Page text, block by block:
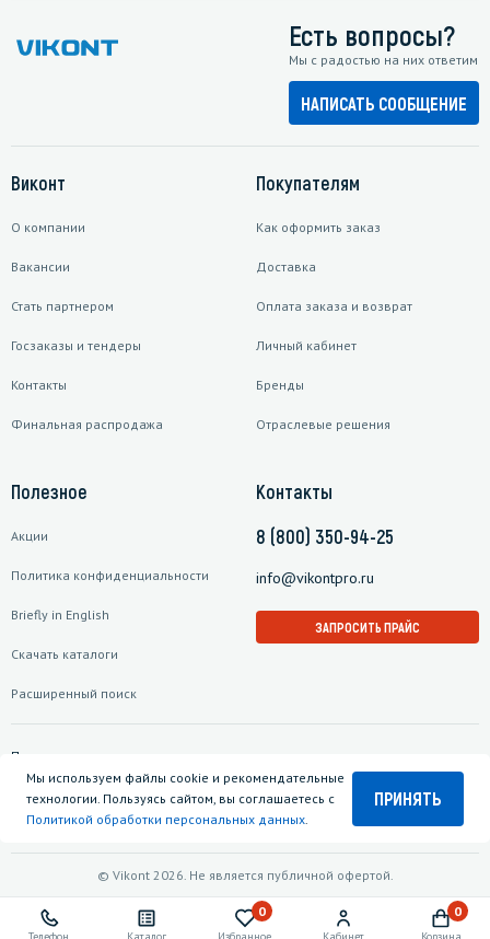
Телефон Каталог
0
Избранное Кабинет
0
Корзина
Есть вопросы?
Мы с радостью на них ответим
НАПИСАТЬ СООБЩЕНИЕ
Виконт
О компании
Вакансии
Стать партнером
Госзаказы и тендеры
Контакты
Финальная распродажа
Покупателям
Как оформить заказ
Доставка
Оплата заказа и возврат
Личный кабинет
Бренды
Отраслевые решения
Полезное
Акции
Политика конфиденциальности
Briefly in English
Скачать каталоги
Расширенный поиск
Контакты
8 (800) 350-94-25
info@vikontpro.ru
ЗАПРОСИТЬ ПРАЙС
© Vikont 2026. Не является публичной офертой.
Подписаться на рассылку
Мы используем файлы cookie и рекомендательные
технологии. Пользуясь сайтом, вы соглашаетесь с
Политикой обработки персональных данных.
ПРИНЯТЬ